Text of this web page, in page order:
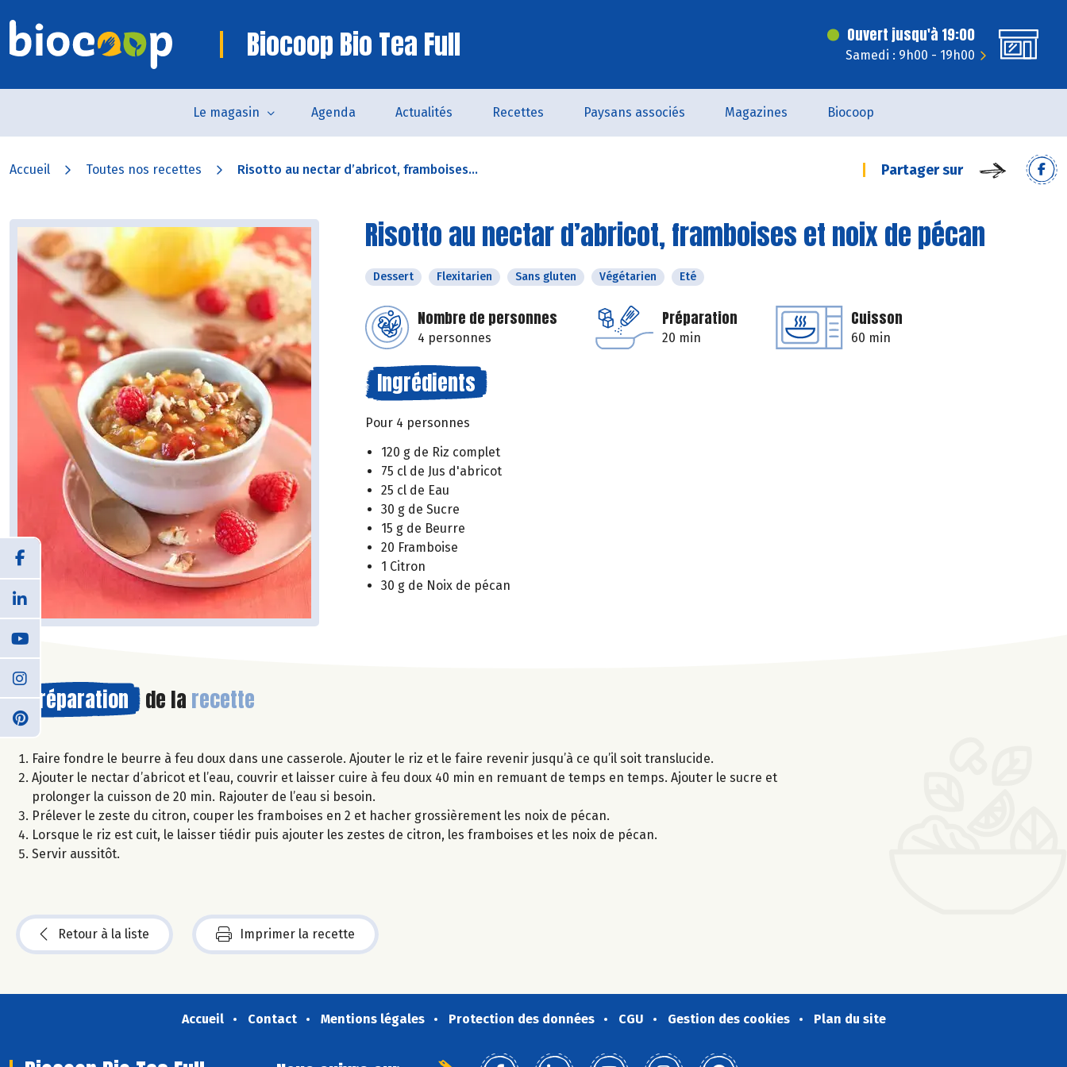
Biocoop Bio Tea Full Ouvert jusqu'à 19:00
Samedi : 9h00 - 19h00
Le magasin Agenda Actualités Recettes Paysans associés Magazines Biocoop
Accueil Toutes nos recettes Risotto au nectar d’abricot, framboises... Partager sur
Risotto au nectar d’abricot, framboises et noix de pécan
Dessert Flexitarien Sans gluten Végétarien Eté
Nombre de personnes
4 personnes
Préparation
20 min
Cuisson
60 min
Ingrédients
Pour 4 personnes
120 g de Riz complet
75 cl de Jus d'abricot
25 cl de Eau
30 g de Sucre
15 g de Beurre
20 Framboise
1 Citron
30 g de Noix de pécan
Préparation de la recette
Faire fondre le beurre à feu doux dans une casserole. Ajouter le riz et le faire revenir jusqu’à ce qu’il soit translucide.
Ajouter le nectar d’abricot et l’eau, couvrir et laisser cuire à feu doux 40 min en remuant de temps en temps. Ajouter le sucre et
prolonger la cuisson de 20 min. Rajouter de l’eau si besoin.
Prélever le zeste du citron, couper les framboises en 2 et hacher grossièrement les noix de pécan.
Lorsque le riz est cuit, le laisser tiédir puis ajouter les zestes de citron, les framboises et les noix de pécan.
Servir aussitôt.
Retour à la liste Imprimer la recette
Accueil Contact Mentions légales Protection des données CGU Gestion des cookies Plan du site